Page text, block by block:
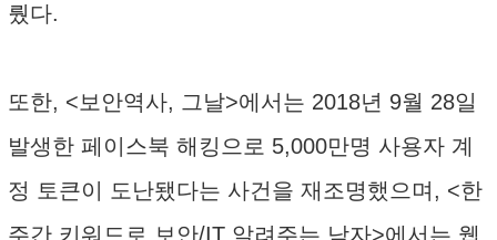
뤘다.
또한, <보안역사, 그날>에서는 2018년 9월 28일
발생한 페이스북 해킹으로 5,000만명 사용자 계
정 토큰이 도난됐다는 사건을 재조명했으며, <한
주간 키워드로 보안/IT 알려주는 남자>에서는 웹